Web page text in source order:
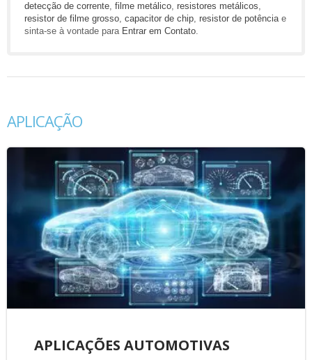
detecção de corrente, filme metálico, resistores metálicos,
resistor de filme grosso, capacitor de chip, resistor de potênciae
sinta-se à vontade para Entrar em Contato.
APLICAÇÃO
APLICAÇÕES AUTOMOTIVAS